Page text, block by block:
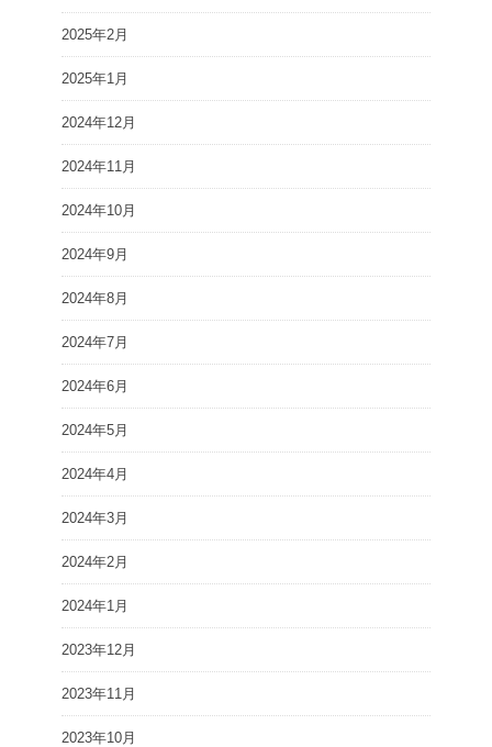
2025年2月
2025年1月
2024年12月
2024年11月
2024年10月
2024年9月
2024年8月
2024年7月
2024年6月
2024年5月
2024年4月
2024年3月
2024年2月
2024年1月
2023年12月
2023年11月
2023年10月